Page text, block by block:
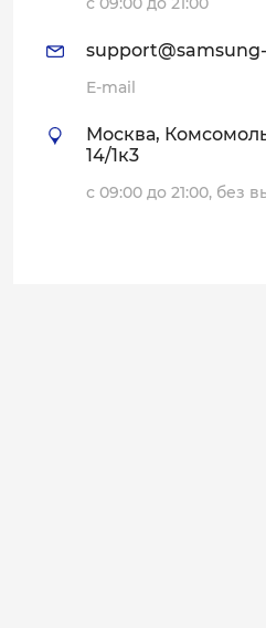
E-mail
Москва,
14/1к3
с 09:00 до 21:00, без